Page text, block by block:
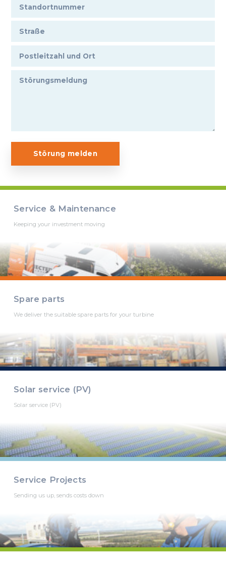
Störung melden
Service & Maintenance
Keeping your investment moving
Spare parts
We deliver the suitable spare parts for your turbine
Solar service (PV)
Solar service (PV)
Service Projects
Sending us up, sends costs down